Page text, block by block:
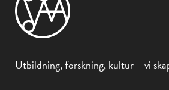
Utbildning, forskning, kultur – vi